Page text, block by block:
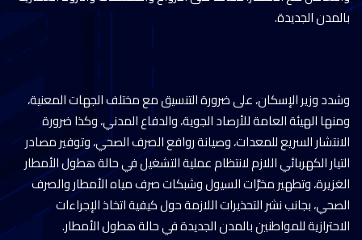
بالمدن الجديدة.
وشدد وزير الإسكان، على ضرورة التنسيق مع مختلف الجهات المعنية،
ومنها الهيئة العامة للأرصاد الجوية، والدفاع المدني، وكذا ضرورة
الانتشار السريع للمعدات، وصيانة روافع الصرف الصحي، وتوفير مصادر
التيار الكهربائي اللازم لانتظام عملية التشغيل في حالة هطول الأمطار
الغزيرة، وتطهير مخرَّات السيول وشبكات صرف مياه الأمطار والصرف
الصحي، بجانب نشر التحذيرات اللازمة حول كيفية اتخاذ الإجراءات
الاحترازية للمواطنين بالمدن الجديدة في حالة هطول الأمطار.